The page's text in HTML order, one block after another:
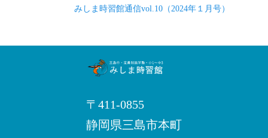
シ
みしま時習館通信vol.10（2024年１月号）
〒411-0855
静岡県三島市本町